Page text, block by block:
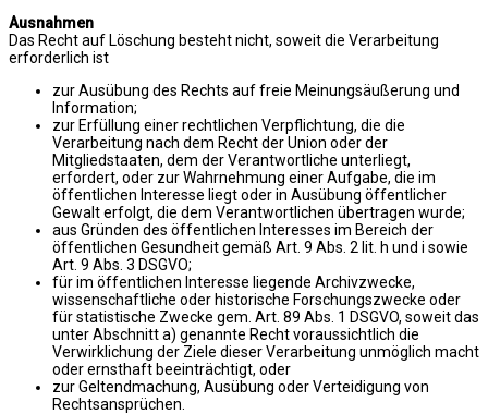
Ausnahmen
Das Recht auf Löschung besteht nicht, soweit die Verarbeitung
erforderlich ist
zur Ausübung des Rechts auf freie Meinungsäußerung und
Information;
zur Erfüllung einer rechtlichen Verpflichtung, die die
Verarbeitung nach dem Recht der Union oder der
Mitgliedstaaten, dem der Verantwortliche unterliegt,
erfordert, oder zur Wahrnehmung einer Aufgabe, die im
öffentlichen Interesse liegt oder in Ausübung öffentlicher
Gewalt erfolgt, die dem Verantwortlichen übertragen wurde;
aus Gründen des öffentlichen Interesses im Bereich der
öffentlichen Gesundheit gemäß Art. 9 Abs. 2 lit. h und i sowie
Art. 9 Abs. 3 DSGVO;
für im öffentlichen Interesse liegende Archivzwecke,
wissenschaftliche oder historische Forschungszwecke oder
für statistische Zwecke gem. Art. 89 Abs. 1 DSGVO, soweit das
unter Abschnitt a) genannte Recht voraussichtlich die
Verwirklichung der Ziele dieser Verarbeitung unmöglich macht
oder ernsthaft beeinträchtigt, oder
zur Geltendmachung, Ausübung oder Verteidigung von
Rechtsansprüchen.